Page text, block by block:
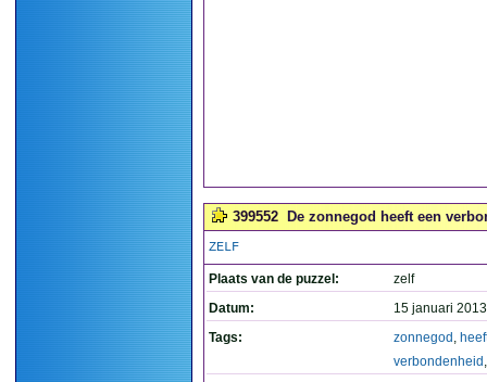
399552 De zonnegod heeft een
ZELF
Plaats van de puzzel:
zelf
Datum:
15 januari
Tags:
zonnegod ,
verbondenheid